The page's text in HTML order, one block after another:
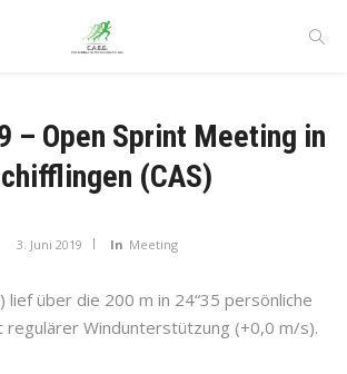
– Open Sprint Meeting in
(CAS)
3. Juni 2019 In Meeting
lief über die 200 m in 24“35 persönliche
regulärer Windunterstützung (+0,0 m/s).